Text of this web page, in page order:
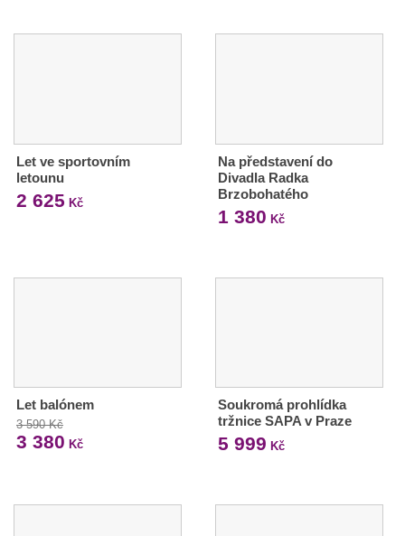
Let ve sportovním
letounu
2 625 Kč
Na představení do
Divadla Radka
Brzobohatého
1 380 Kč
Let balónem
3 590 Kč
3 380 Kč
Soukromá prohlídka
tržnice SAPA v Praze
5 999 Kč